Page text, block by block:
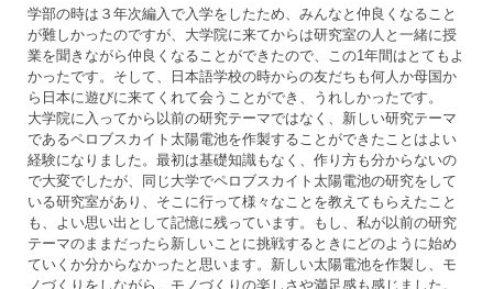
学部の時は３年次編入で入学をしたため、みんなと仲良くなること
が難しかったのですが、大学院に来てからは研究室の人と一緒に授
業を聞きながら仲良くなることができたので、この1年間はとてもよ
かったです。そして、日本語学校の時からの友だちも何人か母国か
ら日本に遊びに来てくれて会うことができ、うれしかったです。
大学院に入ってから以前の研究テーマではなく、新しい研究テーマ
であるペロブスカイト太陽電池を作製することができたことはよい
経験になりました。最初は基礎知識もなく、作り方も分からないの
で大変でしたが、同じ大学でペロブスカイト太陽電池の研究をして
いる研究室があり、そこに行って様々なことを教えてもらえたこと
も、よい思い出として記憶に残っています。もし、私が以前の研究
テーマのままだったら新しいことに挑戦するときにどのように始め
ていくか分からなかったと思います。新しい太陽電池を作製し、モ
ノづくりをしながら、モノづくりの楽しさや満足感も感じました。